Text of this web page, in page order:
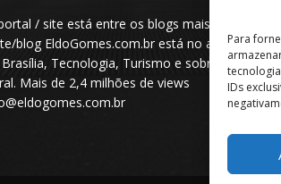
Para
IDs
/ site está entre os blogs mais
blog EldoGomes.com.br está no ar
Tecnologia, Turismo e sobre a
Mais de 2,4 milhões de views